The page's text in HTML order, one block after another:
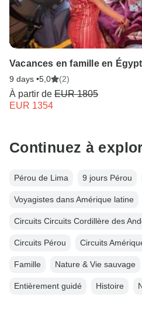
Vacances en famille en
9 days •5,0 (2)
À partir de EUR 1805
EUR 1354
Continuez à
Pérou de Lima 9 jours Pérou
Voyagistes dans Amérique latine
Circuits Circuits Cordillère des
Circuits Pérou Circuits
Famille Nature & Vie sauvage
Entièrement guidé Histoire